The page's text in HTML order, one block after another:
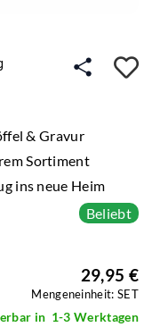
& Gravur
Sortiment
ins neue Heim
Beliebt
29,95 €
Mengeneinheit: SET
in 1-3 Werktagen